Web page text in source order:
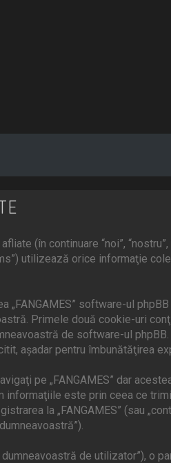
(în continuare “noi”,
utilizează orice informaţie
software-ul
Primele două cookie-uri
de software-ul
aşadar pentru îmbunătăţirea
pe „FANGAMES” dar
este prin ceea ce
la „FANGAMES” (sau
de utilizator”), o